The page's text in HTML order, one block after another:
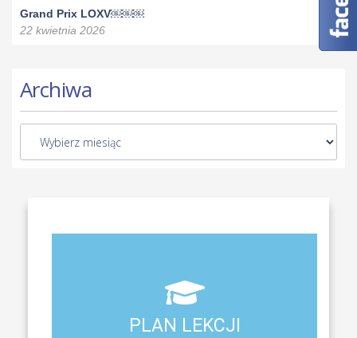
Grand Prix LOXV￼￼￼
22 kwietnia 2026
Archiwa
PLAN LEKCJI